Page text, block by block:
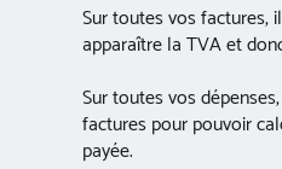
Sur toutes vos factures,
apparaître la TVA et
Sur toutes vos
factures pour pouvoir
payée.